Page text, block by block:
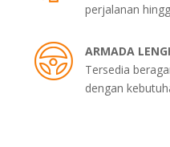
perjalanan
ARMADA
Tersedia
dengan